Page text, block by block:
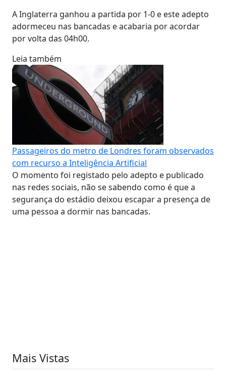
A Inglaterra ganhou a partida por 1-0 e este adepto
adormeceu nas bancadas e acabaria por acordar
por volta das 04h00.
Leia também
Passageiros do metro de Londres foram observados
com recurso a Inteligência Artificial
O momento foi registado pelo adepto e publicado
nas redes sociais, não se sabendo como é que a
segurança do estádio deixou escapar a presença de
uma pessoa a dormir nas bancadas.
Mais Vistas